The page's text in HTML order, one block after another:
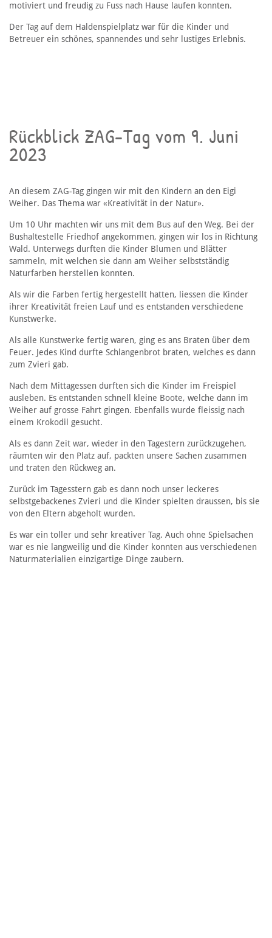
motiviert und freudig zu Fuss nach Hause laufen konnten.
Der Tag auf dem Haldenspielplatz war für die Kinder und
Betreuer ein schönes, spannendes und sehr lustiges Erlebnis.
Rückblick ZAG-Tag vom 9. Juni
2023
An diesem ZAG-Tag gingen wir mit den Kindern an den Eigi
Weiher. Das Thema war «Kreativität in der Natur».
Um 10 Uhr machten wir uns mit dem Bus auf den Weg. Bei der
Bushaltestelle Friedhof angekommen, gingen wir los in Richtung
Wald. Unterwegs durften die Kinder Blumen und Blätter
sammeln, mit welchen sie dann am Weiher selbstständig
Naturfarben herstellen konnten.
Als wir die Farben fertig hergestellt hatten, liessen die Kinder
ihrer Kreativität freien Lauf und es entstanden verschiedene
Kunstwerke.
Als alle Kunstwerke fertig waren, ging es ans Braten über dem
Feuer. Jedes Kind durfte Schlangenbrot braten, welches es dann
zum Zvieri gab.
Nach dem Mittagessen durften sich die Kinder im Freispiel
ausleben. Es entstanden schnell kleine Boote, welche dann im
Weiher auf grosse Fahrt gingen. Ebenfalls wurde fleissig nach
einem Krokodil gesucht.
Als es dann Zeit war, wieder in den Tagestern zurückzugehen,
räumten wir den Platz auf, packten unsere Sachen zusammen
und traten den Rückweg an.
Zurück im Tagesstern gab es dann noch unser leckeres
selbstgebackenes Zvieri und die Kinder spielten draussen, bis sie
von den Eltern abgeholt wurden.
Es war ein toller und sehr kreativer Tag. Auch ohne Spielsachen
war es nie langweilig und die Kinder konnten aus verschiedenen
Naturmaterialien einzigartige Dinge zaubern.